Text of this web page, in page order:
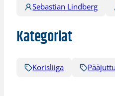
Sebastian Lindberg
Kategoriat
Korisliiga Pääjuttu